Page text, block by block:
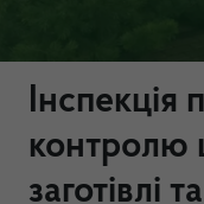
контролю
заготівлі